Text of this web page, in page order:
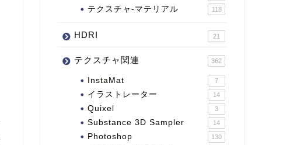
テクスチャ-マテリアル 118
HDRI 21
テクスチャ関連 362
InstaMat 7
イラストレーター 14
Quixel 3
Substance 3D Sampler 14
Photoshop 130